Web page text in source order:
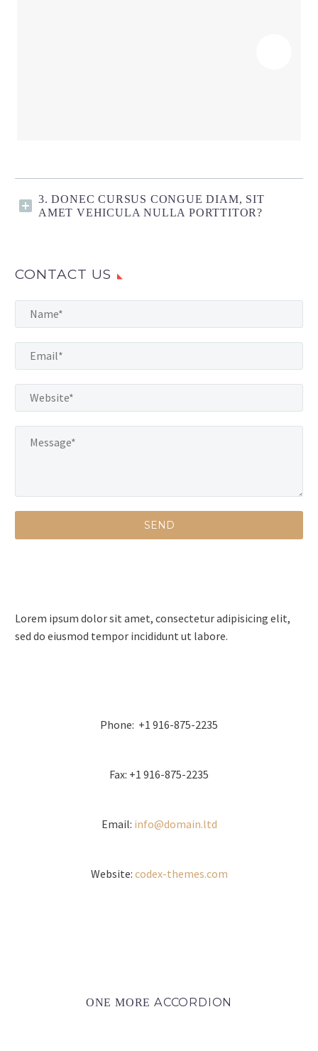
3. DONEC CURSUS CONGUE DIAM, SIT
AMET VEHICULA NULLA PORTTITOR?
CONTACT US
Lorem ipsum dolor sit amet, consectetur adipisicing elit,
sed do eiusmod tempor incididunt ut labore.
Phone: +1 916-875-2235
Fax: +1 916-875-2235
Email: info@domain.ltd
Website: codex-themes.com
ONE MORE ACCORDION